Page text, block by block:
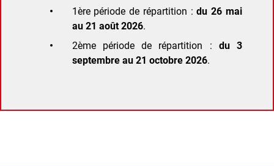
1ère période de répartition :du 26 mai
au 21 août 2026.
2ème période de répartition : du 3
septembre au 21 octobre 2026.